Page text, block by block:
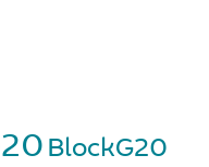
BlockG20